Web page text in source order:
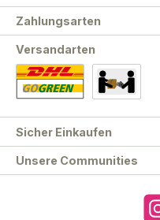
Unsere Communities
Zahlungsarten
Versandarten
Sicher Einkaufen